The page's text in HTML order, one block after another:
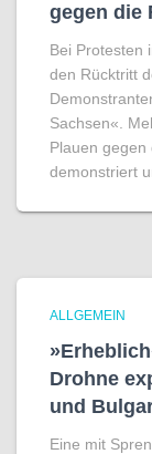
gegen die
Bei Protesten
den Rücktritt
Sachsen«.
Plauen gegen
demonstriert
ALLGEMEIN
Drohne
und
Eine mit